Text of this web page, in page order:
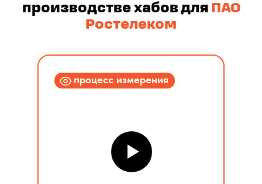
производстве хабов для ПАО
Ростелеком
процесс измерения